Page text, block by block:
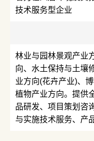
技术服务型企业
林业与园林景观产业
向、水土保持与土壤
业方向(花卉产业)、
植物产业方向。提供
品研发、项目策划咨
与实施技术服务、产